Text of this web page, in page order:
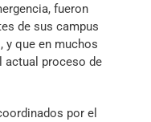
fueron
de sus campus
y que en muchos
actual proceso de
por el